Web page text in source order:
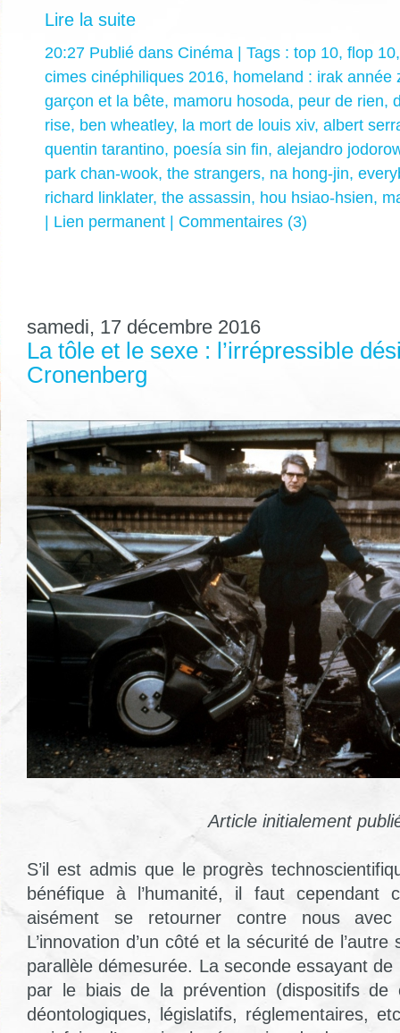
Lire la suite
20:27 Publié dans Cinéma | Tags : top 10, flop 10
cimes cinéphiliques 2016, homeland : irak année
garçon et la bête, mamoru hosoda, peur de rien,
rise, ben wheatley, la mort de louis xiv, albert
quentin tarantino, poesía sin fin, alejandro
park chan-wook, the strangers, na hong-jin,
richard linklater, the assassin, hou hsiao-hsien,
Lien permanent Commentaires (3)
samedi, 17 décembre 2016
La tôle et le sexe : l’irrépressible
Cronenberg
Article initialement
S’il est admis que le progrès
bénéfique à l’humanité, il faut cependant
aisément se retourner contre nous
L’innovation d’un côté et la sécurité de
parallèle démesurée. La seconde essayant
par le biais de la prévention (dispositifs de
déontologiques, législatifs, réglementaires,